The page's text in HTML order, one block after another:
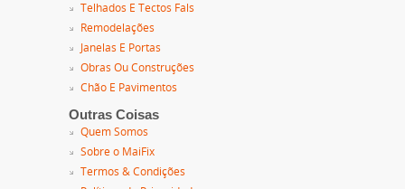
Telhados E Tectos Fals
Remodelações
Janelas E Portas
Obras Ou Construções
Chão E Pavimentos
Outras Coisas
Quem Somos
Sobre o MaiFix
Termos & Condições